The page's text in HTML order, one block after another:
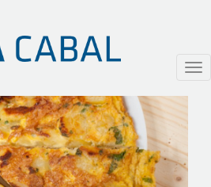
con papas